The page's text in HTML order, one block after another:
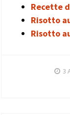
Recette
Risotto
Risotto
3